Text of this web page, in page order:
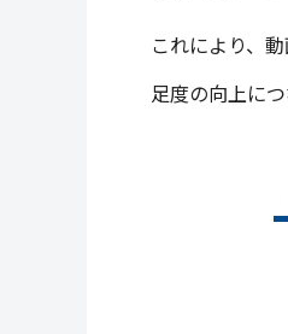
これにより、
足度の向上に